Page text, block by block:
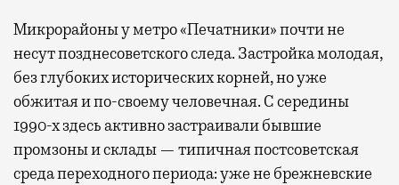
Микрорайоны у метро «Печатники» почти не
несут позднесоветского следа. Застройка молодая,
без глубоких исторических корней, но уже
обжитая и по-своему человечная. С середины
1990-х здесь активно застраивали бывшие
промзоны и склады — типичная постсоветская
среда переходного периода: уже не брежневские